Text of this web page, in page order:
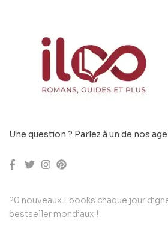
Une question ? Parlez à un de nos
20 nouveaux Ebooks chaque jour
bestseller mondiaux !